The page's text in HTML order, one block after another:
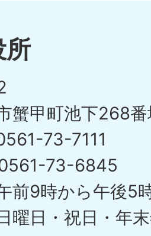
所
蟹甲町池下268
73-7111
73-6845
前9時から午後5
曜日・祝日・年